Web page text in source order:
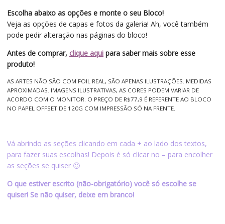
Escolha abaixo as opções e monte o seu Bloco!
Veja as opções de capas e fotos da galeria! Ah, você também
pode pedir alteração nas páginas do bloco!
Antes de comprar, clique aqui para saber mais sobre esse
produto!
AS ARTES NÃO SÃO COM FOIL REAL, SÃO APENAS ILUSTRAÇÕES. MEDIDAS
APROXIMADAS. IMAGENS ILUSTRATIVAS, AS CORES PODEM VARIAR DE
ACORDO COM O MONITOR. O PREÇO DE R$77,9 É REFERENTE AO BLOCO
NO PAPEL OFFSET DE 120G COM IMPRESSÃO SÓ NA FRENTE.
Vá abrindo as seções clicando em cada + ao lado dos textos,
para fazer suas escolhas! Depois é só clicar no – para encolher
as seções se quiser 🙂
O que estiver escrito (não-obrigatório) você só escolhe se
quiser! Se não quiser, deixe em branco!